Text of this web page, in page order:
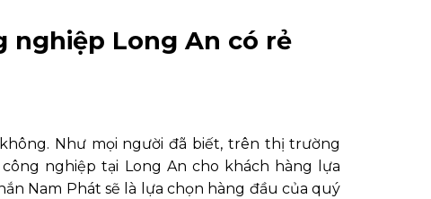
nghiệp Long An có rẻ
Như mọi người đã biết, trên thị trường
nghiệp tại Long An cho khách hàng lựa
Nam Phát sẽ là lựa chọn hàng đầu của quý